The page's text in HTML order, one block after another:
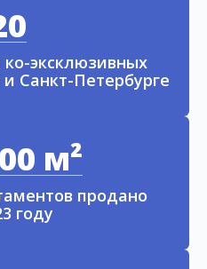
эксклюзивных
Санкт-Петербурге
м²
продано
году